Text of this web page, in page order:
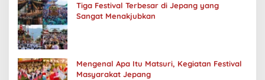
Tiga Festival Terbesar di Jepang yang
Sangat Menakjubkan
Mengenal Apa Itu Matsuri, Kegiatan Festival
Masyarakat Jepang